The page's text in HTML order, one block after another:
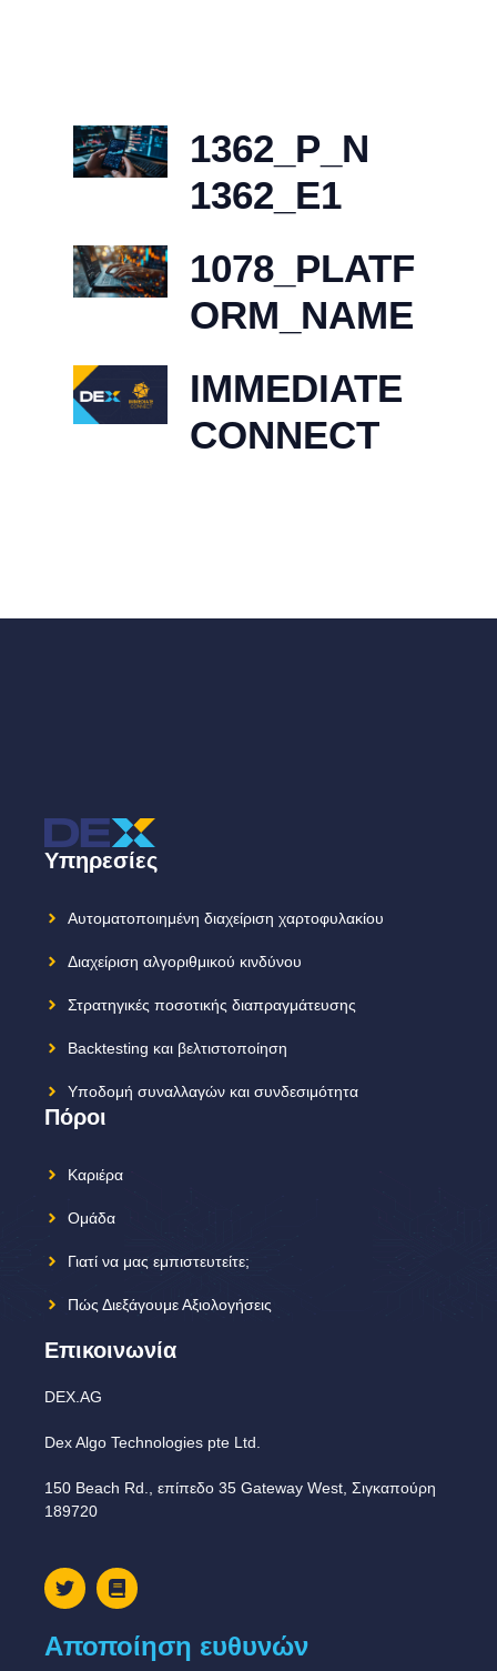
1362_P_N
1362_E1
1078_PLATF
ORM_NAME
IMMEDIATE
CONNECT
Υπηρεσίες
Αυτοματοποιημένη διαχείριση χαρτοφυλακίου
Διαχείριση αλγοριθμικού κινδύνου
Στρατηγικές ποσοτικής διαπραγμάτευσης
Backtesting και βελτιστοποίηση
Υποδομή συναλλαγών και συνδεσιμότητα
Πόροι
Καριέρα
Ομάδα
Γιατί να μας εμπιστευτείτε;
Πώς Διεξάγουμε Αξιολογήσεις
Επικοινωνία
DEX.AG
Dex Algo Technologies pte Ltd.
150 Beach Rd., επίπεδο 35 Gateway West, Σιγκαπούρη
189720
Αποποίηση ευθυνών